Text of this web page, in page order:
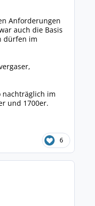
Anforderungen
auch die Basis
dürfen im
nachträglich im
und 1700er.
6